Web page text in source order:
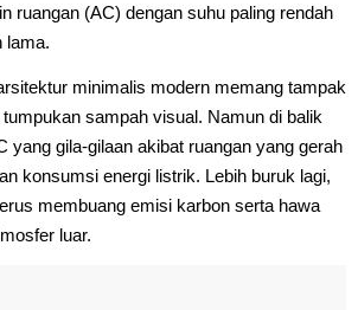
ruangan (AC) dengan suhu paling rendah
lama.
minimalis modern memang tampak
sampah visual. Namun di balik
yang gila-gilaan akibat ruangan yang gerah
konsumsi energi listrik. Lebih buruk lagi,
membuang emisi karbon serta hawa
luar.